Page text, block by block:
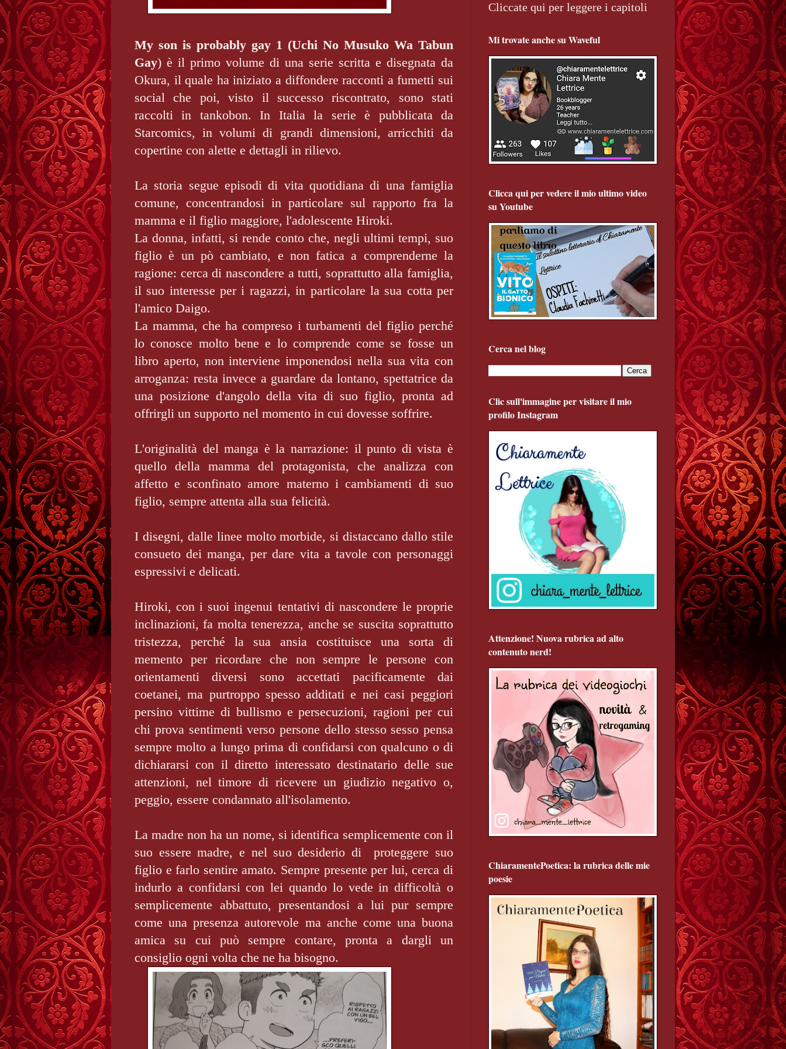
My son is probably gay 1 (Uchi No Musuko Wa Tabun
Gay) è il primo volume di una serie scritta e disegnata da
Okura, il quale ha iniziato a diffondere racconti a fumetti sui
social che poi, visto il successo riscontrato, sono stati
raccolti in tankobon. In Italia la serie è pubblicata da
Starcomics, in volumi di grandi dimensioni, arricchiti da
copertine con alette e dettagli in rilievo.
La storia segue episodi di vita quotidiana di una famiglia
comune, concentrandosi in particolare sul rapporto fra la
mamma e il figlio maggiore, l'adolescente Hiroki.
La donna, infatti, si rende conto che, negli ultimi tempi, suo
figlio è un pò cambiato, e non fatica a comprenderne la
ragione: cerca di nascondere a tutti, soprattutto alla famiglia,
il suo interesse per i ragazzi, in particolare la sua cotta per
l'amico Daigo.
La mamma, che ha compreso i turbamenti del figlio perché
lo conosce molto bene e lo comprende come se fosse un
libro aperto, non interviene imponendosi nella sua vita con
arroganza: resta invece a guardare da lontano, spettatrice da
una posizione d'angolo della vita di suo figlio, pronta ad
offrirgli un supporto nel momento in cui dovesse soffrire.
L'originalità del manga è la narrazione: il punto di vista è
quello della mamma del protagonista, che analizza con
affetto e sconfinato amore materno i cambiamenti di suo
figlio, sempre attenta alla sua felicità.
I disegni, dalle linee molto morbide, si distaccano dallo stile
consueto dei manga, per dare vita a tavole con personaggi
espressivi e delicati.
Hiroki, con i suoi ingenui tentativi di nascondere le proprie
inclinazioni, fa molta tenerezza, anche se suscita soprattutto
tristezza, perché la sua ansia costituisce una sorta di
memento per ricordare che non sempre le persone con
orientamenti diversi sono accettati pacificamente dai
coetanei, ma purtroppo spesso additati e nei casi peggiori
persino vittime di bullismo e persecuzioni, ragioni per cui
chi prova sentimenti verso persone dello stesso sesso pensa
sempre molto a lungo prima di confidarsi con qualcuno o di
dichiararsi con il diretto interessato destinatario delle sue
attenzioni, nel timore di ricevere un giudizio negativo o,
peggio, essere condannato all'isolamento.
La madre non ha un nome, si identifica semplicemente con il
suo essere madre, e nel suo desiderio di proteggere suo
figlio e farlo sentire amato. Sempre presente per lui, cerca di
indurlo a confidarsi con lei quando lo vede in difficoltà o
semplicemente abbattuto, presentandosi a lui pur sempre
come una presenza autorevole ma anche come una buona
amica su cui può sempre contare, pronta a dargli un
consiglio ogni volta che ne ha bisogno.
Cliccate qui per leggere i capitoli
Mi trovate anche su Waveful
Clicca qui per vedere il mio ultimo video
su Youtube
Cerca nel blog
Clic sull'immagine per visitare il mio
profilo Instagram
Attenzione! Nuova rubrica ad alto
contenuto nerd!
ChiaramentePoetica: la rubrica delle mie
poesie